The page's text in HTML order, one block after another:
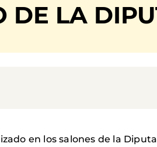
DE LA
en los salones de la